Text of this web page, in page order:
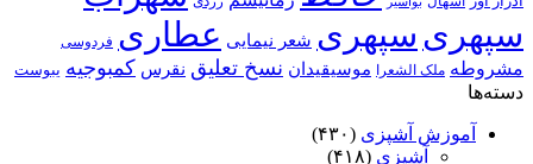
سپهری سپهری شعر نیمایی عطاری فردوسی
مشروطه ملک الشعرا موسیقیدان نسخ تعلیق نقرس کمبوجیه یبوست
دسته‌ها
آموزش آشپزی (۴۳۰)
آشپزی (۴۱۸)